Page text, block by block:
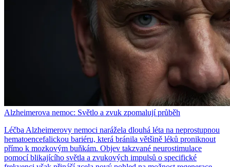
Alzheimerova nemoc: Světlo a zvuk zpomalují průběh
Léčba Alzheimerovy nemoci narážela dlouhá léta na neprostupnou
hematoencefalickou bariéru, která bránila většině léků proniknout
přímo k mozkovým buňkám. Objev takzvané neurostimulace
pomocí blikajícího světla a zvukových impulsů o specifické